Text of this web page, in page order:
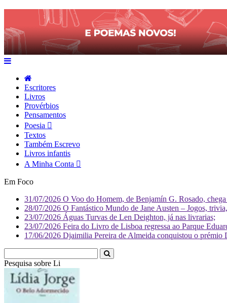
Escritores
Livros
Provérbios
Pensamentos
Poesia
Textos
Também Escrevo
Livros infantis
A Minha Conta
Em Foco
31/07/2026 O Voo do Homem, de Benjamín G. Rosado,
28/07/2026 O Fantástico Mundo de Jane Austen – Jogos,
23/07/2026 Águas Turvas de Len Deighton, já nas livrarias;
23/07/2026 Feira do Livro de Lisboa regressa ao Parque
17/06/2026 Djaimilia Pereira de Almeida conquistou o
Pesquisa sobre Literatura